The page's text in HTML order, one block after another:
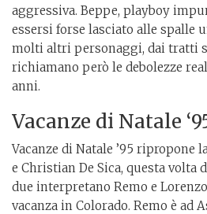
aggressiva. Beppe, playboy
essersi forse lasciato alle spalle
molti altri personaggi, dai tratti
richiamano però le debolezze
anni.
Vacanze di Natale
Vacanze di Natale ’95 ripropone
e Christian De Sica, questa volta
due interpretano Remo e
vacanza in Colorado. Remo è ad